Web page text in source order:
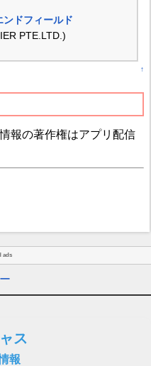
ンドフィールド
PTE.LTD.)
↑
報の著作権はアプリ配信
ads
ス
報